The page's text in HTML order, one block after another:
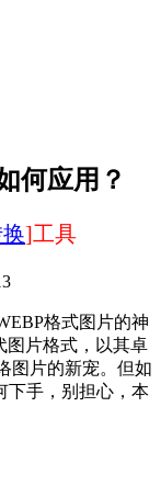
何应用？
]工具
格式图片的神
图片格式，以其卓
图片的新宠。但如
下手，别担心，本